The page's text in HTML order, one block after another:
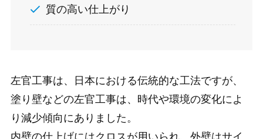
質の高い仕上がり
左官工事は、日本における伝統的な工法ですが、
塗り壁などの左官工事は、時代や環境の変化によ
り減少傾向にありました。
内壁の仕上げにはクロスが用いられ、外壁はサイ